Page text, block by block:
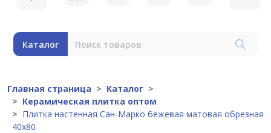
Каталог
Главная страница
Каталог
Керамическая плитка оптом
Плитка настенная Сан-Марко бежевая матовая обрезная
40х80